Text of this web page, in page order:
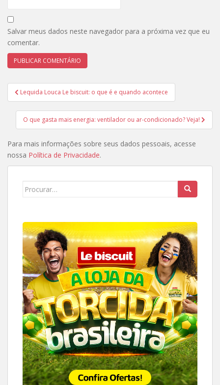
Salvar meus dados neste navegador para a próxima vez que eu
comentar.
Navegação
de
Post
Lequida Louca Le biscuit: o que é e quando acontece
O que gasta mais energia: ventilador ou ar-condicionado? Veja!
Para mais informações sobre seus dados pessoais, acesse
nossa Política de Privacidade.
Search